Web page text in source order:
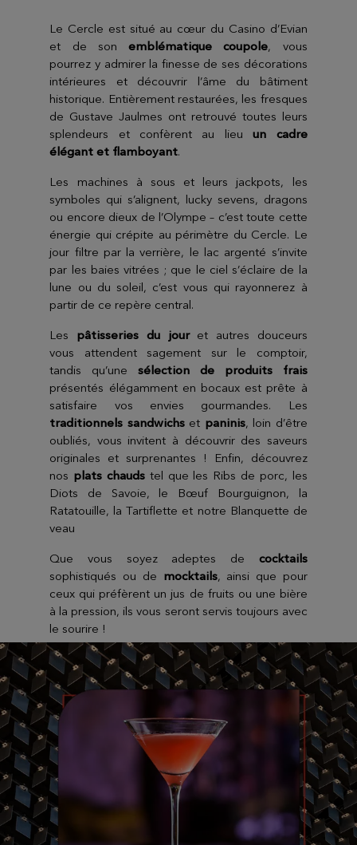
Le Cercle est situé au cœur du Casino d’Evian
et de sonemblématique coupole, vous
pourrez y admirer la finesse de ses décorations
intérieures et découvrir l’âme du bâtiment
historique. Entièrement restaurées, les fresques
de Gustave Jaulmes ont retrouvé toutes leurs
splendeurs et confèrent au lieuun cadre
élégant et flamboyant.
Les machines à sous et leurs jackpots, les
symboles qui s’alignent, lucky sevens, dragons
ou encore dieux de l’Olympe – c’est toute cette
énergie qui crépite au périmètre du Cercle. Le
jour filtre par la verrière, le lac argenté s’invite
par les baies vitrées ; que le ciel s’éclaire de la
lune ou du soleil, c’est vous qui rayonnerez à
partir de ce repère central.
Les pâtisseries du jouret autres douceurs
vous attendent sagement sur le comptoir,
tandis qu’unesélection de produits frais
présentés élégamment en bocaux est prête à
satisfaire vos envies gourmandes. Les
traditionnels sandwichset paninis, loin d’être
oubliés, vous invitent à découvrir des saveurs
originales et surprenantes ! Enfin, découvrez
nos plats chaudstel que les Ribs de porc, les
Diots de Savoie, le Bœuf Bourguignon, la
Ratatouille, la Tartiflette et notre Blanquette de
veau
Que vous soyez adeptes de cocktails
sophistiqués ou de mocktails, ainsi que pour
ceux qui préfèrent un jus de fruits ou une bière
à la pression, ils vous seront servis toujours avec
le sourire !